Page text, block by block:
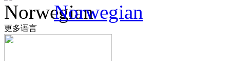
Norwegian
更多语言